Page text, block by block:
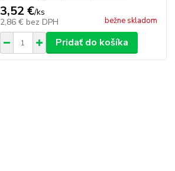
3,52 €/ks
2,86 € bez DPH bežne skladom
Pridať do košíka